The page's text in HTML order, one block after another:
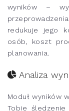
wyników –
redukuje jego
osób, koszt
planowania.
Analiza
Moduł wyników
Tobie